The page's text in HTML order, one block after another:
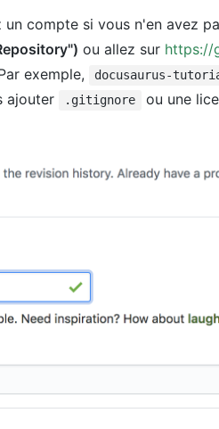
un compte si vous n'en avez
ou allez sur https://
exemple,
docusaurus-
ajouter
.gitignore ou une